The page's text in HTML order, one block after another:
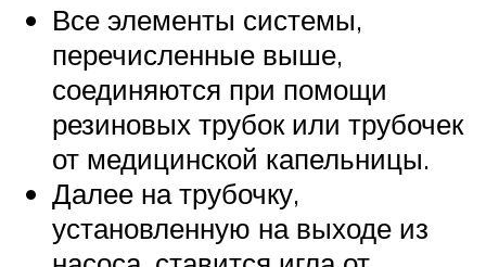
Все элементы системы,
перечисленные выше,
соединяются при помощи
резиновых трубок или трубочек
от медицинской капельницы.
Далее на трубочку,
установленную на выходе из